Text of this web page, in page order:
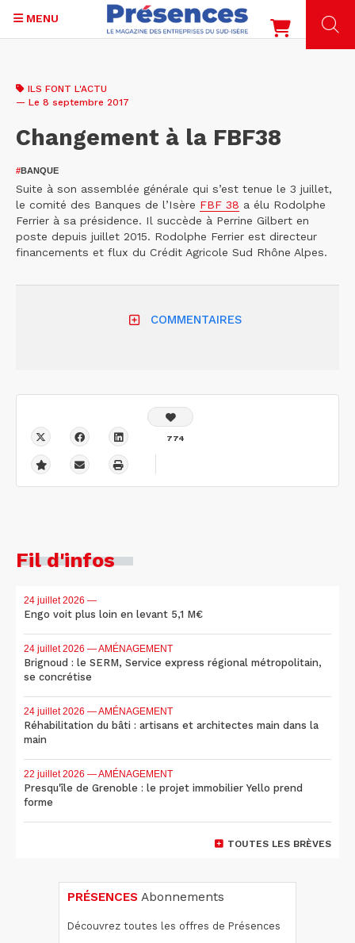
contenu
MENU
ILS FONT L'ACTU
— Le 8 septembre 2017
Changement à la FBF38
#BANQUE
Suite à son assemblée générale qui s’est tenue le 3 juillet,
le comité des Banques de l’Isère FBF 38 a élu Rodolphe
Ferrier à sa présidence. Il succède à Perrine Gilbert en
poste depuis juillet 2015. Rodolphe Ferrier est directeur
financements et flux du Crédit Agricole Sud Rhône Alpes.
COMMENTAIRES
774
Fil d'infos
24 juillet 2026 —
Engo voit plus loin en levant 5,1 M€
24 juillet 2026 — AMÉNAGEMENT
Brignoud : le SERM, Service express régional métropolitain,
se concrétise
24 juillet 2026 — AMÉNAGEMENT
Réhabilitation du bâti : artisans et architectes main dans la
main
22 juillet 2026 — AMÉNAGEMENT
Presqu'île de Grenoble : le projet immobilier Yello prend
forme
TOUTES LES BRÈVES
PRÉSENCES Abonnements
Découvrez toutes les offres de Présences